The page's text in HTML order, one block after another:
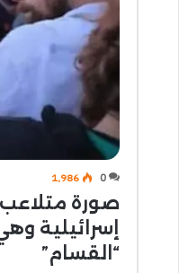
0 1٬986
صورة متلاعب
إسرائيلية
“القسام”